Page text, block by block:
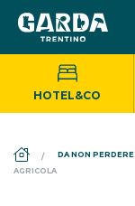
HOTEL&CO
DA NON PERDERE
AGRICOLA